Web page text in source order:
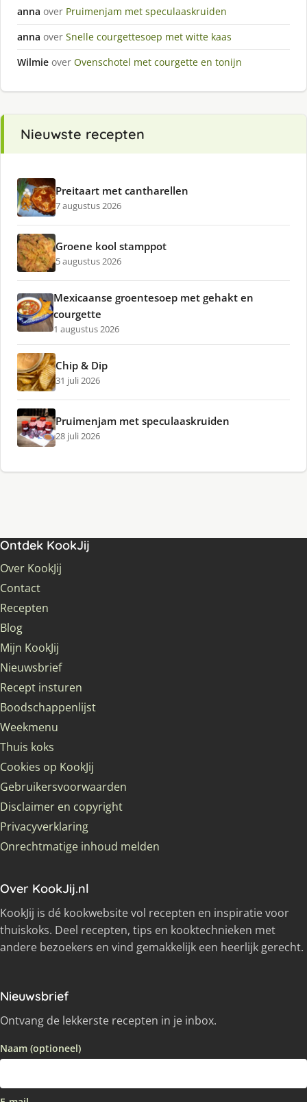
anna over Pruimenjam met speculaaskruiden
anna over Snelle courgettesoep met witte kaas
Wilmie over Ovenschotel met courgette en tonijn
Nieuwste recepten
Preitaart met cantharellen
7 augustus 2026
Groene kool stamppot
5 augustus 2026
Mexicaanse groentesoep met gehakt en
courgette
1 augustus 2026
Chip & Dip
31 juli 2026
Pruimenjam met speculaaskruiden
28 juli 2026
Ontdek KookJij
Over KookJij
Contact
Recepten
Blog
Mijn KookJij
Nieuwsbrief
Recept insturen
Boodschappenlijst
Weekmenu
Thuis koks
Cookies op KookJij
Gebruikersvoorwaarden
Disclaimer en copyright
Privacyverklaring
Onrechtmatige inhoud melden
Over KookJij.nl
KookJij is dé kookwebsite vol recepten en inspiratie voor
thuiskoks. Deel recepten, tips en kooktechnieken met
andere bezoekers en vind gemakkelijk een heerlijk gerecht.
Nieuwsbrief
Ontvang de lekkerste recepten in je inbox.
Naam (optioneel)